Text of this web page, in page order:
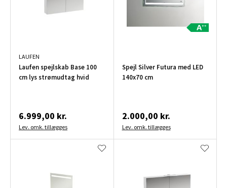
LAUFEN
Laufen spejlskab Base 100
cm lys strømudtag hvid
6.999,00 kr.
Lev. omk. tillægges
Spejl Silver Futura med LED
140x70 cm
2.000,00 kr.
Lev. omk. tillægges